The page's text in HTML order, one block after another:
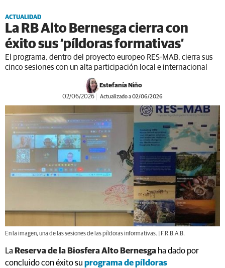
ACTUALIDAD
La RB Alto Bernesga cierra con
éxito sus ‘píldoras formativas’
El programa, dentro del proyecto europeo RES-MAB, cierra sus
cinco sesiones con un alta participación local e internacional
Estefanía Niño
02/06/2026 Actualizado a 02/06/2026
En la imagen, una de las sesiones de las píldoras informativas. | F.R.B.A.B.
La Reserva de la Biosfera Alto Bernesga ha dado por
concluido con éxito su programa de píldoras